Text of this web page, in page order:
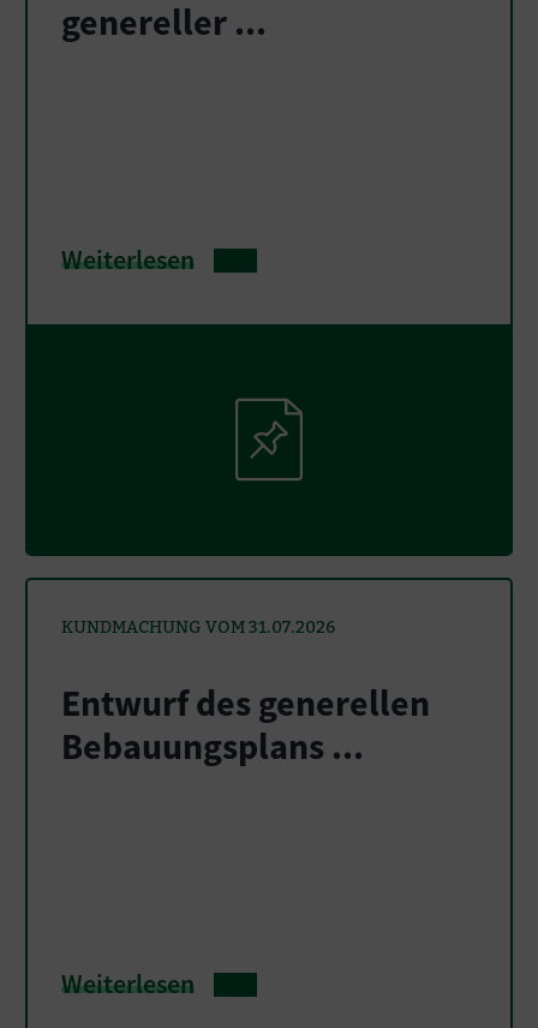
genereller ...
Weiterlesen
KUNDMACHUNG VOM 31.07.2026
Entwurf des generellen
Bebauungsplans ...
Weiterlesen